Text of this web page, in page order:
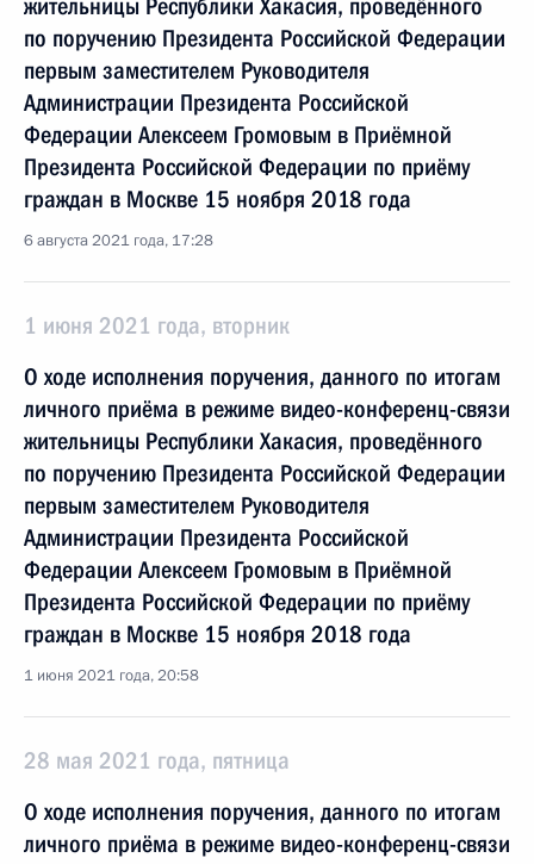
жительницы Республики Хакасия, проведённого
по поручению Президента Российской Федерации
первым заместителем Руководителя
Администрации Президента Российской
Федерации Алексеем Громовым в Приёмной
Президента Российской Федерации по приёму
граждан в Москве 15 ноября 2018 года
6 августа 2021 года, 17:28
1 июня 2021 года, вторник
О ходе исполнения поручения, данного по итогам
личного приёма в режиме видео-конференц-связи
жительницы Республики Хакасия, проведённого
по поручению Президента Российской Федерации
первым заместителем Руководителя
Администрации Президента Российской
Федерации Алексеем Громовым в Приёмной
Президента Российской Федерации по приёму
граждан в Москве 15 ноября 2018 года
1 июня 2021 года, 20:58
28 мая 2021 года, пятница
О ходе исполнения поручения, данного по итогам
личного приёма в режиме видео-конференц-связи